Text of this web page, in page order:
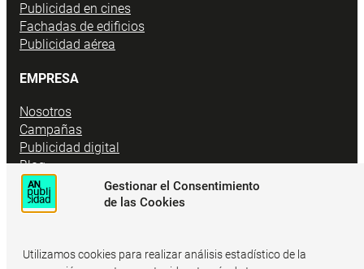
Gestionar el Consentimiento
de las Cookies
Utilizamos cookies para realizar análisis estadístico de la
Publicidad en cines
Fachadas de edificios
Publicidad aérea
EMPRESA
Nosotros
Campañas
Publicidad digital
Blog
Contacto
Para agencias